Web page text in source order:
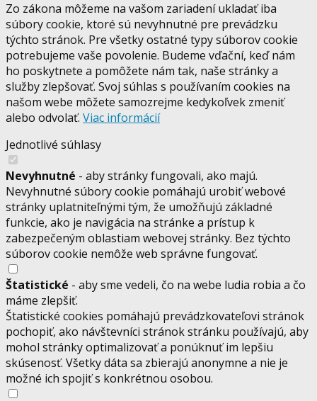
Zo zákona môžeme na vašom zariadení ukladať iba
súbory cookie, ktoré sú nevyhnutné pre prevádzku
týchto stránok. Pre všetky ostatné typy súborov cookie
potrebujeme vaše povolenie. Budeme vďační, keď nám
ho poskytnete a pomôžete nám tak, naše stránky a
služby zlepšovať. Svoj súhlas s používaním cookies na
našom webe môžete samozrejme kedykoľvek zmeniť
alebo odvolať. Viac informácií
Jednotlivé súhlasy
Nevyhnutné - aby stránky fungovali, ako majú.
Nevyhnutné súbory cookie pomáhajú urobiť webové
stránky uplatniteľnými tým, že umožňujú základné
funkcie, ako je navigácia na stránke a prístup k
zabezpečeným oblastiam webovej stránky. Bez týchto
súborov cookie nemôže web správne fungovať.
Štatistické - aby sme vedeli, čo na webe ludia robia a čo
máme zlepšiť.
Štatistické cookies pomáhajú prevádzkovateľovi stránok
pochopiť, ako návštevníci stránok stránku používajú, aby
mohol stránky optimalizovať a ponúknuť im lepšiu
skúsenosť. Všetky dáta sa zbierajú anonymne a nie je
možné ich spojiť s konkrétnou osobou.